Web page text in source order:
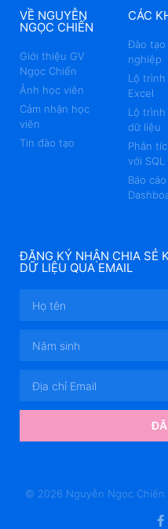
VỀ NGUYỄN
NGỌC CHIẾN
Giới thiệu GV
Ngọc Chiến
Ảnh học viên
Cảm nhận học
viên
Tin đào tạo
CÁC
Đào tạo
nghiệp
Lộ trình
Excel
Lộ trình
dữ liệu
Phân
với SQL
Báo
ĐĂNG KÝ NHẬN CHIA SẺ
DỮ LIỆU QUA EMAIL
© 2026 Nguyễn Ngọc